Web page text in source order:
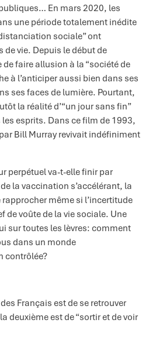
En mars 2020, les
une période totalement inédite
sociale” ont
de vie. Depuis le début de
de faire allusion à la “société de
à l’anticiper aussi bien dans ses
ses faces de lumière. Pourtant,
la réalité d’“un jour sans fin”
esprits. Dans ce film de 1993,
Bill Murray revivait indéfiniment
perpétuel va-t-elle finir par
la vaccination s’accélérant, la
même si l’incertitude
de voûte de la vie sociale. Une
sur toutes les lèvres: comment
dans un monde
contrôlée?
Français est de se retrouver
deuxième est de “sortir et de voir